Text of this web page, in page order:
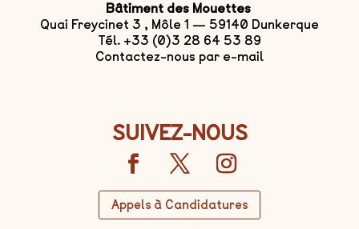
Bâtiment des Mouettes
Quai Freycinet 3 , Môle 1 — 59140 Dunkerque
Tél. +33 (0)3 28 64 53 89
Contactez-nous par e-mail
SUIVEZ-NOUS
Appels à Candidatures